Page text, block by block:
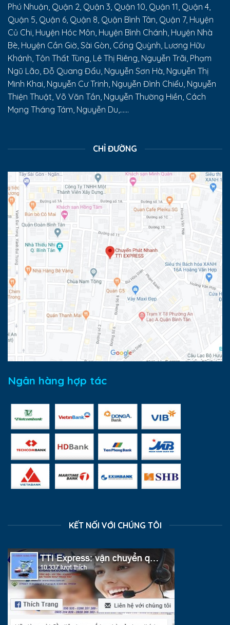
Phú Nhuận, Quận 2, Quận 3, Quận 10, Quận 11, Quận 4,
Quận 5, Quận 6, Quận 8, Quận Bình Tân, Quận 7, Huyện
Củ Chi, Huyện Hóc Môn, Huyện Bình Chánh, Huyện Nhà
Bè, Huyện Cần Giờ, Sài Gòn, Cống Quỳnh, Lương Hữu
Khánh, Tôn Thất Tùng, Lê Thị Riêng, Nguyễn Trãi, Phạm
Ngũ Lão, Đỗ Quang Đẩu, Nguyễn Sơn Hà, Nguyễn Thị
Minh Khai, Nguyễn Cư Trinh, Nguyễn Đình Chiểu, Nguyễn
Thiện Thuật, Võ Văn Tần, Nguyễn Thường Hiền, Cách
Mạng Tháng Tám, Nguyễn Du,......
CHỈ ĐƯỜNG
Ngân hàng hợp tác
KẾT NỐI VỚI CHÚNG TÔI